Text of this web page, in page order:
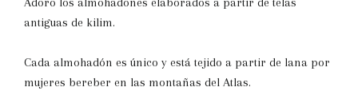
antiguas de kilim.
Cada almohadón es único y está tejido a partir de lana por
mujeres bereber en las montañas del Atlas.